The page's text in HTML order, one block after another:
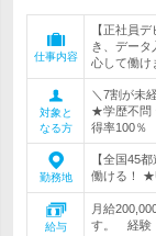
仕事内容
【正社員
き、デー
心して働け
対象と
なる方
＼7割が未
★学歴不問
得率100％
勤務地
【全国45
働ける！
給与
月給
す。 経験